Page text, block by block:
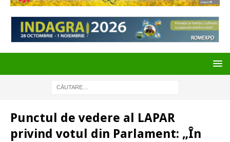
Punctul de vedere al LAPAR
privind votul din Parlament: „În